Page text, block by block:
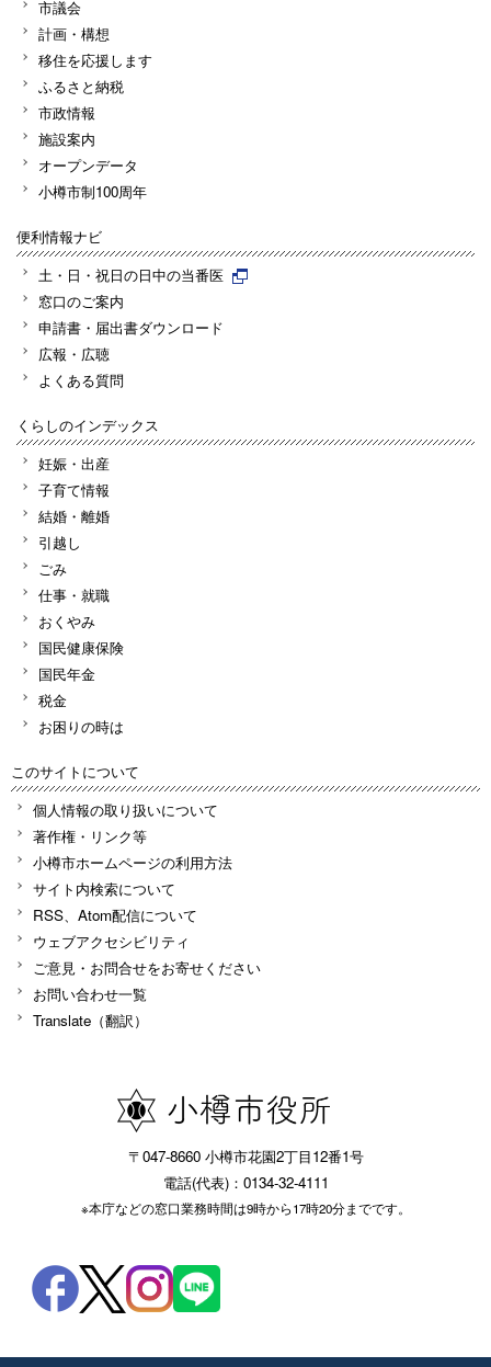
市議会
計画・構想
移住を応援します
ふるさと納税
市政情報
施設案内
オープンデータ
小樽市制100周年
便利情報ナビ
土・日・祝日の日中の当番医
窓口のご案内
申請書・届出書ダウンロード
広報・広聴
よくある質問
くらしのインデックス
妊娠・出産
子育て情報
結婚・離婚
引越し
ごみ
仕事・就職
おくやみ
国民健康保険
国民年金
税金
お困りの時は
このサイトについて
個人情報の取り扱いについて
著作権・リンク等
小樽市ホームページの利用方法
サイト内検索について
RSS、Atom配信について
ウェブアクセシビリティ
ご意見・お問合せをお寄せください
お問い合わせ一覧
Translate（翻訳）
〒047-8660 小樽市花園2丁目12番1号
電話(代表)：0134-32-4111
※本庁などの窓口業務時間は9時から17時20分までです。